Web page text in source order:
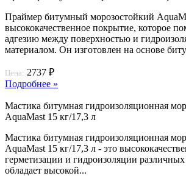
Праймер битумный морозостойкий
высококачественное покрытие, которое
адгезию между поверхностью и
материалом. Он изготовлен на основе
Цена: 2737 ₽
Подробнее »
Мастика битумная гидроизоляционная
AquaMast 15 кг/17,3 л
Мастика битумная гидроизоляционная
AquaMast 15 кг/17,3 л - это
герметизации и гидроизоляции
обладает высокой...